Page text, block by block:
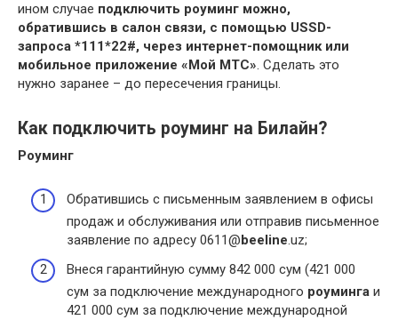
ином случае подключить роуминг можно,
обратившись в салон связи, с помощью USSD-
запроса *111*22#, через интернет-помощник или
мобильное приложение «Мой МТС». Сделать это
нужно заранее – до пересечения границы.
Как подключить роуминг на Билайн?
Роуминг
Обратившись с письменным заявлением в офисы
продаж и обслуживания или отправив письменное
заявление по адресу 0611@beeline.uz;
Внеся гарантийную сумму 842 000 сум (421 000
сум за подключение международного роуминга и
421 000 сум за подключение международной